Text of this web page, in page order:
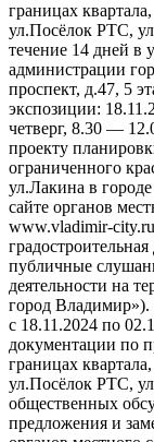
границах
ул.Посёлок РТС,
течение 14 дней в
администрации
проспект, д.47, 5
экспозиции:
четверг, 8.30 —
проекту
ограниченного
ул.Лакина в
сайте органов
www.vladimir-city.ru
публичные
деятельности на
город
с 18.11.2024 по
документации по
границах
ул.Посёлок РТС,
общественных
предложения и